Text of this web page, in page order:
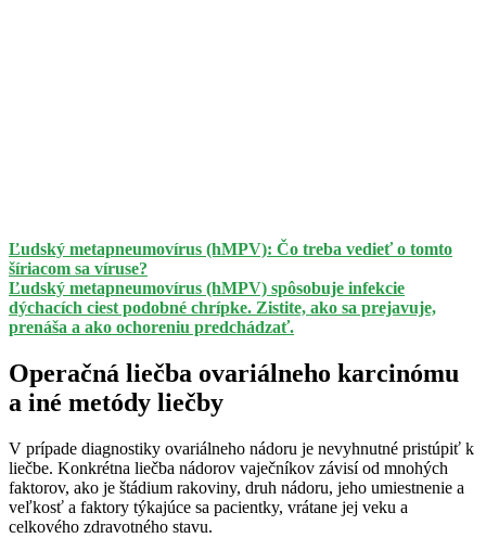
Ľudský metapneumovírus (hMPV): Čo treba vedieť o tomto
šíriacom sa víruse?
Ľudský metapneumovírus (hMPV) spôsobuje infekcie
dýchacích ciest podobné chrípke. Zistite, ako sa prejavuje,
prenáša a ako ochoreniu predchádzať.
Operačná liečba ovariálneho karcinómu
a iné metódy liečby
V prípade diagnostiky ovariálneho nádoru je nevyhnutné pristúpiť k
liečbe. Konkrétna liečba nádorov vaječníkov závisí od mnohých
faktorov, ako je štádium rakoviny, druh nádoru, jeho umiestnenie a
veľkosť a faktory týkajúce sa pacientky, vrátane jej veku a
celkového zdravotného stavu.